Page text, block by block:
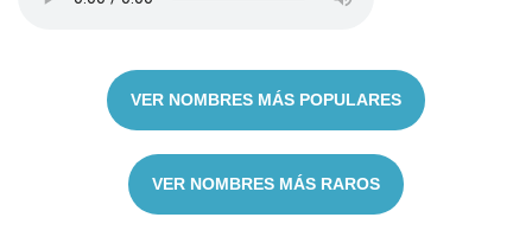
VER NOMBRES MÁS POPULARES
VER NOMBRES MÁS RAROS